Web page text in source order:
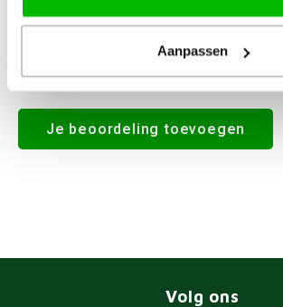
Aanpassen
Alle reviews
Je beoordeling toevoegen
Volg ons